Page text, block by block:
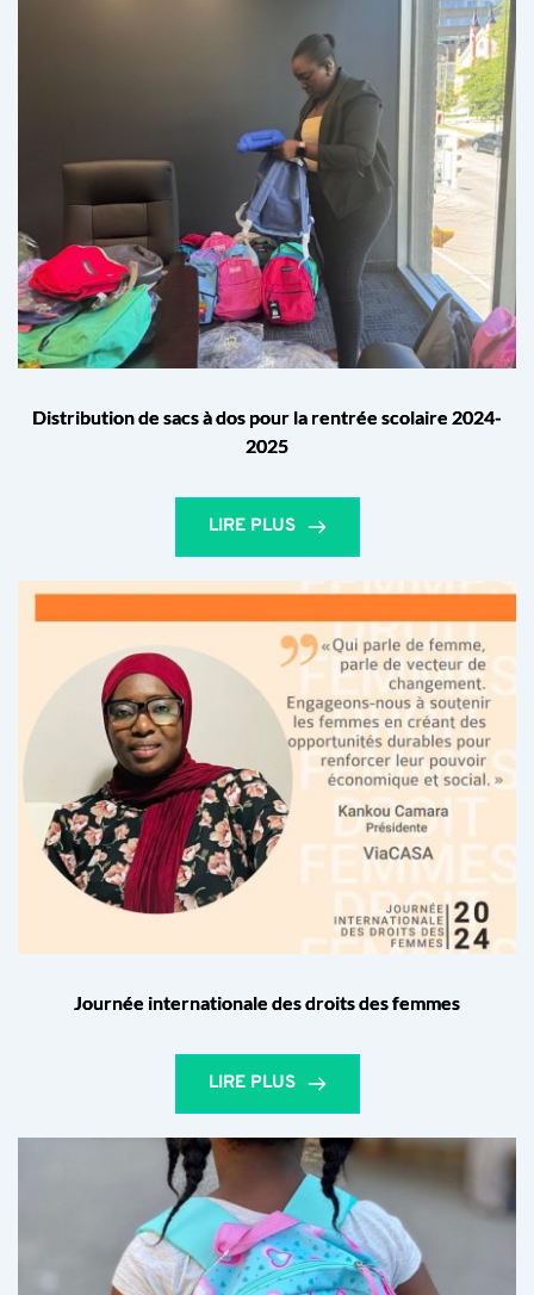
Distribution de sacs à dos pour la rentrée scolaire 2024-
2025
LIRE PLUS
Journée internationale des droits des femmes
LIRE PLUS